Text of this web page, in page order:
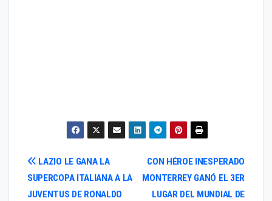
Navegación
de
CON HÉROE INESPERADO
MONTERREY GANÓ EL 3ER
LUGAR DEL MUNDIAL DE
LAZIO LE GANA LA
SUPERCOPA ITALIANA A LA
JUVENTUS DE RONALDO